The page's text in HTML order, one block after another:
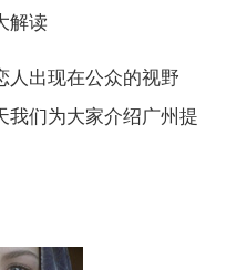
解读
人出现在公众的视野
我们为大家介绍广州提